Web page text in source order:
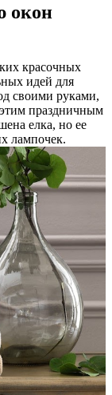
окон
красочных
идей для
своими руками,
этим праздничным
елка, но ее
лампочек.